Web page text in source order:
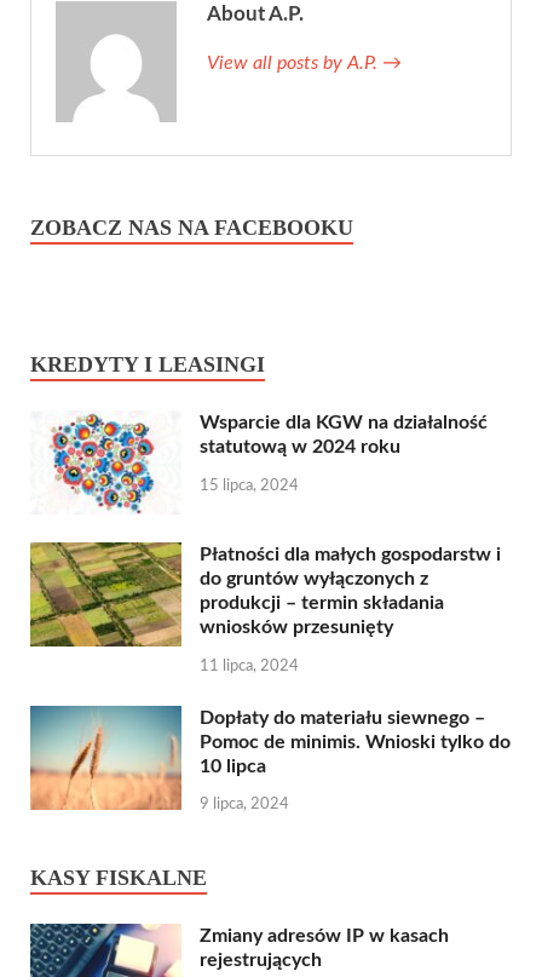
About A.P.
View all posts by A.P. →
ZOBACZ NAS NA FACEBOOKU
KREDYTY I LEASINGI
Wsparcie dla KGW na działalność
statutową w 2024 roku
15 lipca, 2024
Płatności dla małych gospodarstw i
do gruntów wyłączonych z
produkcji – termin składania
wniosków przesunięty
11 lipca, 2024
Dopłaty do materiału siewnego –
Pomoc de minimis. Wnioski tylko do
10 lipca
9 lipca, 2024
KASY FISKALNE
Zmiany adresów IP w kasach
rejestrujących